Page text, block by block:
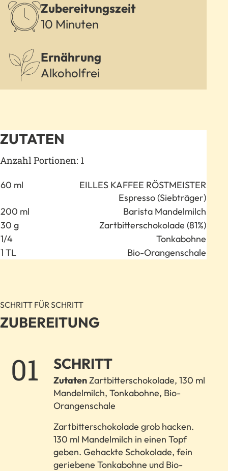
Zubereitungszeit
10 Minuten
Ernährung
Alkoholfrei
ZUTATEN
Anzahl Portionen: 1
Anzahl
60 ml
EILLES KAFFEE RÖSTMEISTER
Espresso (Siebträger)
200 ml
Barista Mandelmilch
30 g
Zartbitterschokolade (81%)
1/4
Tonkabohne
1 TL
Bio-Orangenschale
SCHRITT FÜR SCHRITT
ZUBEREITUNG
1.
SCHRITT
ZutatenZartbitterschokolade, 130 ml
Mandelmilch, Tonkabohne, Bio-
Orangenschale
Zartbitterschokolade grob hacken.
130 ml Mandelmilch in einen Topf
geben. Gehackte Schokolade, fein
geriebene Tonkabohne und Bio-